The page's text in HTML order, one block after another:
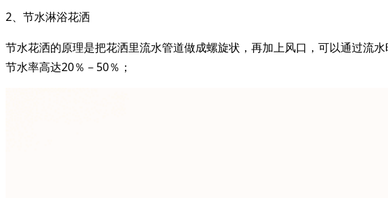
2、节水淋浴花洒
节水花洒的原理是把花洒里流水管道做成螺旋状，再加上风口，可以通过流
节水率高达20％－50％；